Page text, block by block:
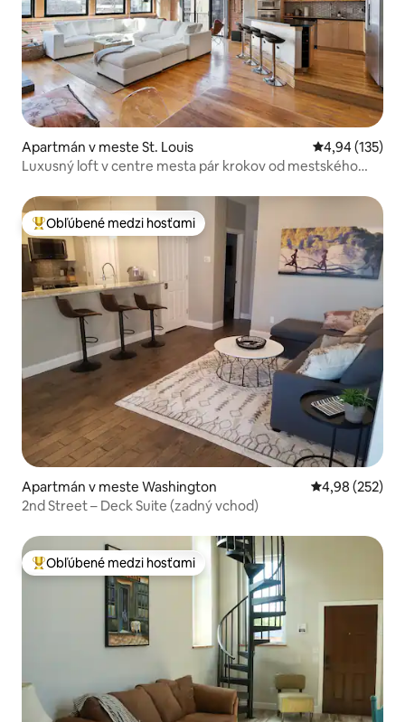
Apartmán v meste St. Louis Priemerné
4,94 (135)
Luxusný loft v centre mesta pár krokov od mestského
Najobľúbenejšie medzi hosťami
Obľúbené medzi hosťami
Apartmán v meste Washington Priemerné
4,98 (252)
2nd Street – Deck Suite (zadný vchod)
Najobľúbenejšie medzi hosťami
Obľúbené medzi hosťami